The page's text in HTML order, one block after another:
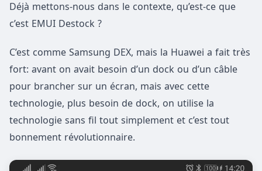
Déjà mettons-nous dans le contexte, qu’est-ce que
c’est EMUI Destock ?
C’est comme Samsung DEX, mais la Huawei a fait très
fort: avant on avait besoin d’un dock ou d’un câble
pour brancher sur un écran, mais avec cette
technologie, plus besoin de dock, on utilise la
technologie sans fil tout simplement et c’est tout
bonnement révolutionnaire.